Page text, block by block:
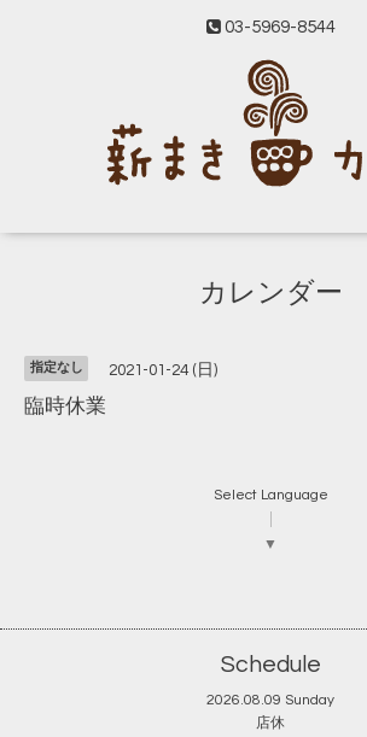
03-5969-8544
カレンダー
指定なし 2021-01-24 (日)
臨時休業
Select Language
▼
Schedule
2026.08.09 Sunday
店休